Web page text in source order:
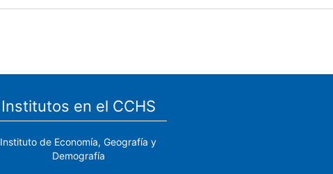
Institutos en el CCHS
Instituto de Economía, Geografía y
Demografía